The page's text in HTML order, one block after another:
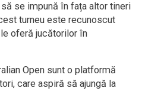
se impună în fața altor tineri
turneu este recunoscut
oferă jucătorilor în
Open sunt o platformă
care aspiră să ajungă la